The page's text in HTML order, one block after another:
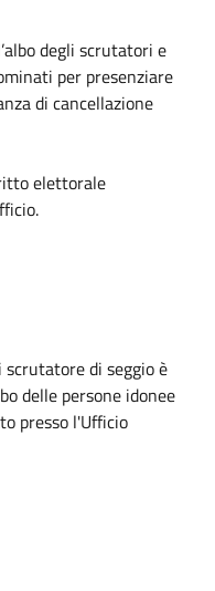
degli scrutatori e
per presenziare
di cancellazione
elettorale
di seggio è
delle persone idonee
presso l'Ufficio